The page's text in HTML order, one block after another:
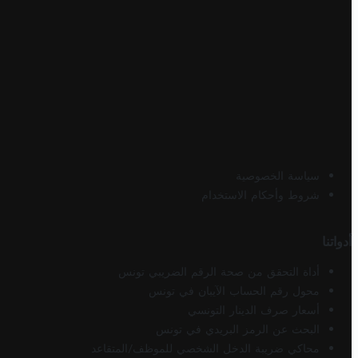
سياسة الخصوصية
شروط وأحكام الاستخدام
أدواتنا
أداة التحقق من صحة الرقم الضريبي تونس
محول رقم الحساب الآيبان في تونس
أسعار صرف الدينار التونسي
البحث عن الرمز البريدي في تونس
محاكي ضريبة الدخل الشخصي للموظف/المتقاعد